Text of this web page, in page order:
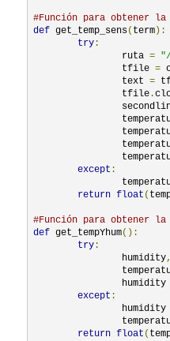
#Función para obtener la
def get_temp_sens( term ):
try :
		ruta
=
		tfile
=
		text
=
		tfile
.
except :
return float (
#Función para obtener la
def get_tempYhum():
try :
                humidity
,
except :
return float (